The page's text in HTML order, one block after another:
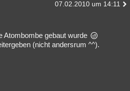
07.02.2010 um 14:11
Atombombe gebaut wurde
(nicht andersrum ^^).